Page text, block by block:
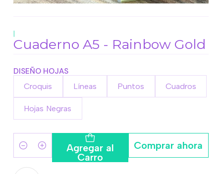
|
Cuaderno A5 - Rainbow Gold
DISEÑO HOJAS
Croquis Líneas Puntos Cuadros
Hojas Negras
Cantidad Agregar al
Carro
Comprar ahora